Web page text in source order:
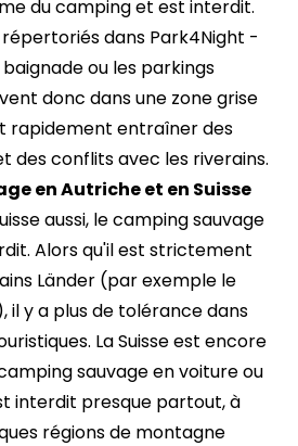
du camping et est interdit.
dans Park4Night -
ou les parkings
donc dans une zone grise
rapidement entraîner des
des conflits avec les riverains.
en Autriche et en Suisse
aussi, le camping sauvage
Alors qu'il est strictement
Länder (par exemple le
il y a plus de tolérance dans
La Suisse est encore
sauvage en voiture ou
interdit presque partout, à
régions de montagne